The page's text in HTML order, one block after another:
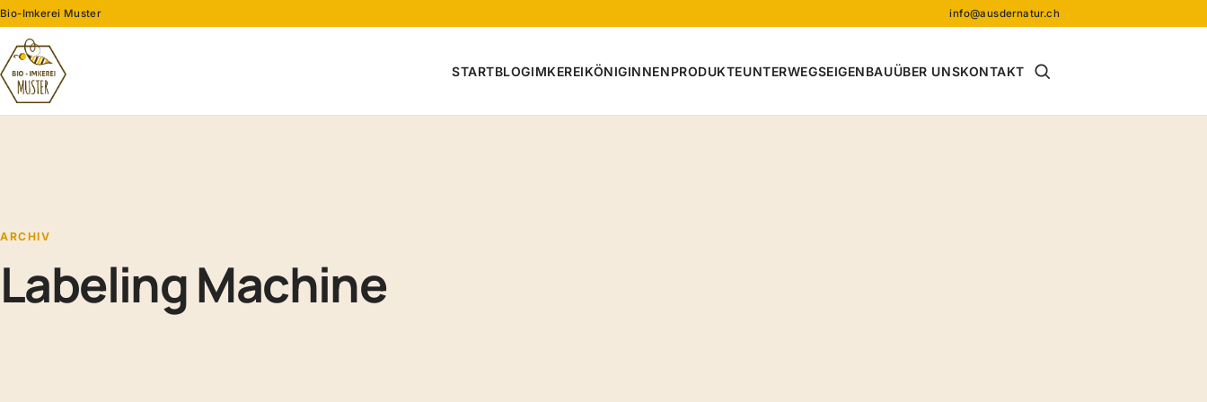
Bio-Imkerei Muster info@ausdernatur.ch
STARTBLOGIMKEREIKÖNIGINNENPRODUKTEUNTERWEGSEIGENBAUÜBER UNSKONTAKT Suche öffnen
ARCHIV
Labeling Machine